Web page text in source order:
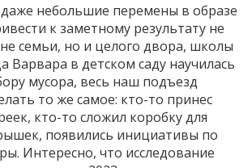
небольшие перемены в образе
к заметному результату не
семьи, но и целого двора, школы
Варвара в детском саду научилась
мусора, весь наш подъезд
то же самое: кто-то принес
кто-то сложил коробку для
появились инициативы по
Интересно, что исследование